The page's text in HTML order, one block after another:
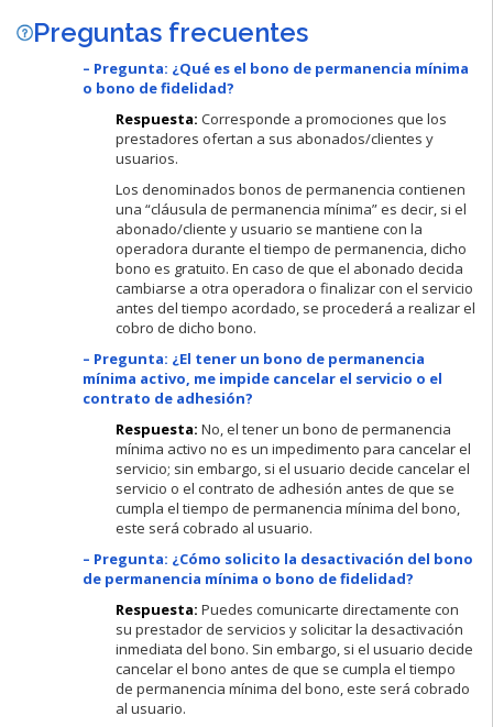
Preguntas frecuentes
– Pregunta: ¿Qué es el bono de permanencia mínima
o bono de fidelidad?
Respuesta: Corresponde a promociones que los
prestadores ofertan a sus abonados/clientes y
usuarios.
Los denominados bonos de permanencia contienen
una “cláusula de permanencia mínima” es decir, si el
abonado/cliente y usuario se mantiene con la
operadora durante el tiempo de permanencia, dicho
bono es gratuito. En caso de que el abonado decida
cambiarse a otra operadora o finalizar con el servicio
antes del tiempo acordado, se procederá a realizar el
cobro de dicho bono.
– Pregunta: ¿El tener un bono de permanencia
mínima activo, me impide cancelar el servicio o el
contrato de adhesión?
Respuesta: No, el tener un bono de permanencia
mínima activo no es un impedimento para cancelar el
servicio; sin embargo, si el usuario decide cancelar el
servicio o el contrato de adhesión antes de que se
cumpla el tiempo de permanencia mínima del bono,
este será cobrado al usuario.
– Pregunta: ¿Cómo solicito la desactivación del bono
de permanencia mínima o bono de fidelidad?
Respuesta: Puedes comunicarte directamente con
su prestador de servicios y solicitar la desactivación
inmediata del bono. Sin embargo, si el usuario decide
cancelar el bono antes de que se cumpla el tiempo
de permanencia mínima del bono, este será cobrado
al usuario.